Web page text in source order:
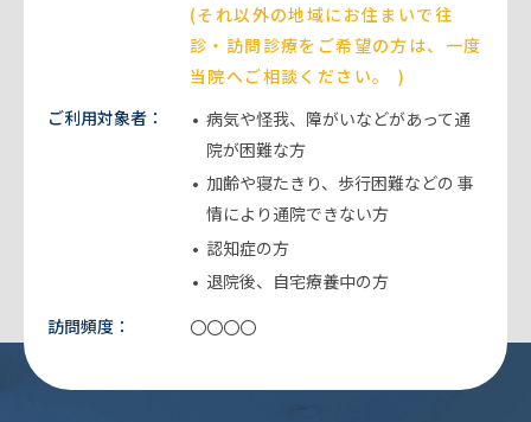
(それ以外の地域にお住まいで往
診・訪問診療をご希望の方は、一度
当院へご相談ください。
)
ご利用対象者：
病気や怪我、障がいなどがあって通
院が困難な方
加齢や寝たきり、歩行困難などの 事
情により通院できない方
認知症の方
退院後、自宅療養中の方
訪問頻度：
〇〇〇〇